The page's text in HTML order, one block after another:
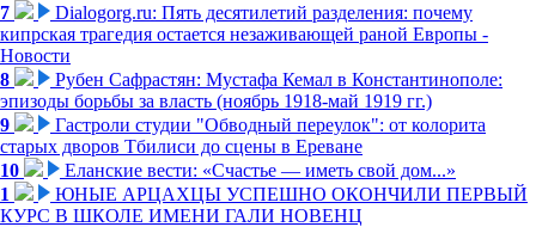
7
Dialogorg.ru: Пять десятилетий разделения: почему
кипрская трагедия остается незаживающей раной Европы -
Новости
8
Рубен Сафрастян: Мустафа Кемал в Константинополе:
эпизоды борьбы за власть (ноябрь 1918-май 1919 гг.)
9
Гастроли студии "Обводный переулок": от колорита
старых дворов Тбилиси до сцены в Ереване
10
Еланские вести: «Счастье — иметь свой дом...»
1
ЮНЫЕ АРЦАХЦЫ УСПЕШНО ОКОНЧИЛИ ПЕРВЫЙ
КУРС В ШКОЛЕ ИМЕНИ ГАЛИ НОВЕНЦ